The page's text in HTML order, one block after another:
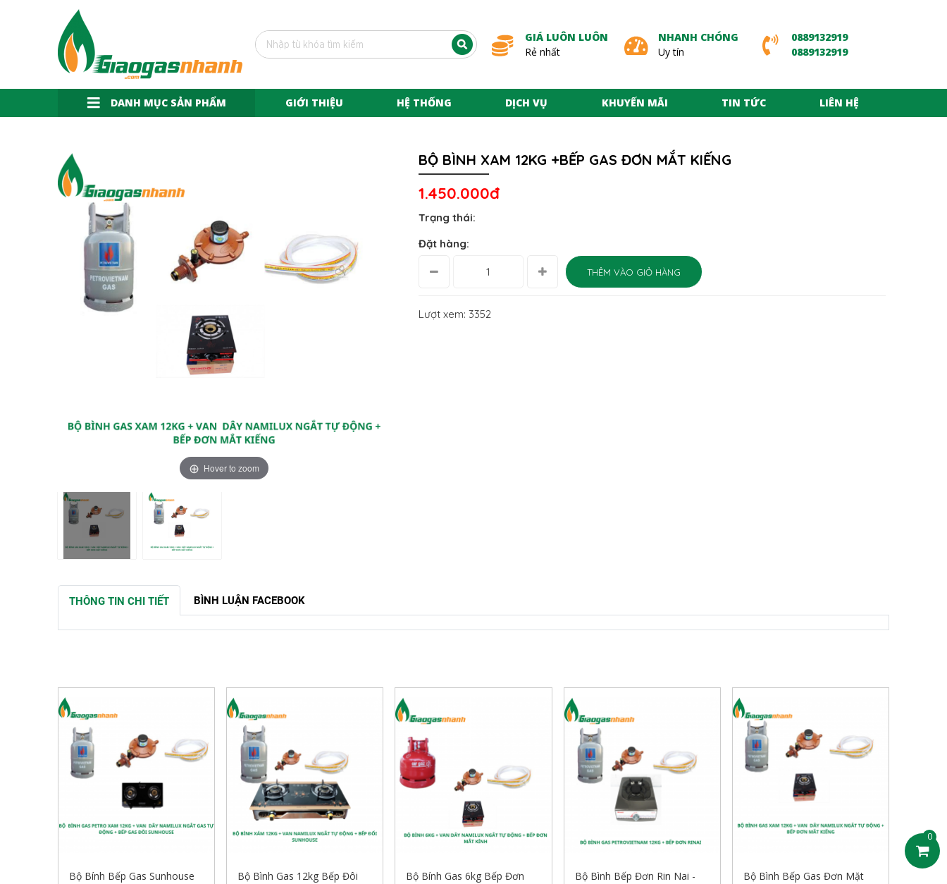
0
GIÁ LUÔN LUÔN
Rẻ nhất
NHANH CHÓNG
Uy tín
0889132919
0889132919
DANH MỤC SẢN PHẨM GIỚI THIỆU HỆ THỐNG DỊCH VỤ KHUYẾN MÃI TIN TỨC LIÊN HỆ
Hover to zoom
BỘ BÌNH XAM 12KG +BẾP GAS ĐƠN MẮT KIẾNG
1.450.000đ
Trạng thái:
Đặt hàng:
THÊM VÀO GIỎ HÀNG
Lượt xem: 3352
THÔNG TIN CHI TIẾT BÌNH LUẬN FACEBOOK
Bộ Bính Bếp Gas Sunhouse
Bộ Bình Gas 12kg Bếp Đôi
Bộ Bính Gas 6kg Bếp Đơn
Bộ Bình Bếp Đơn Rin Nai -
Bộ Bình Bếp Gas Đơn Mặt